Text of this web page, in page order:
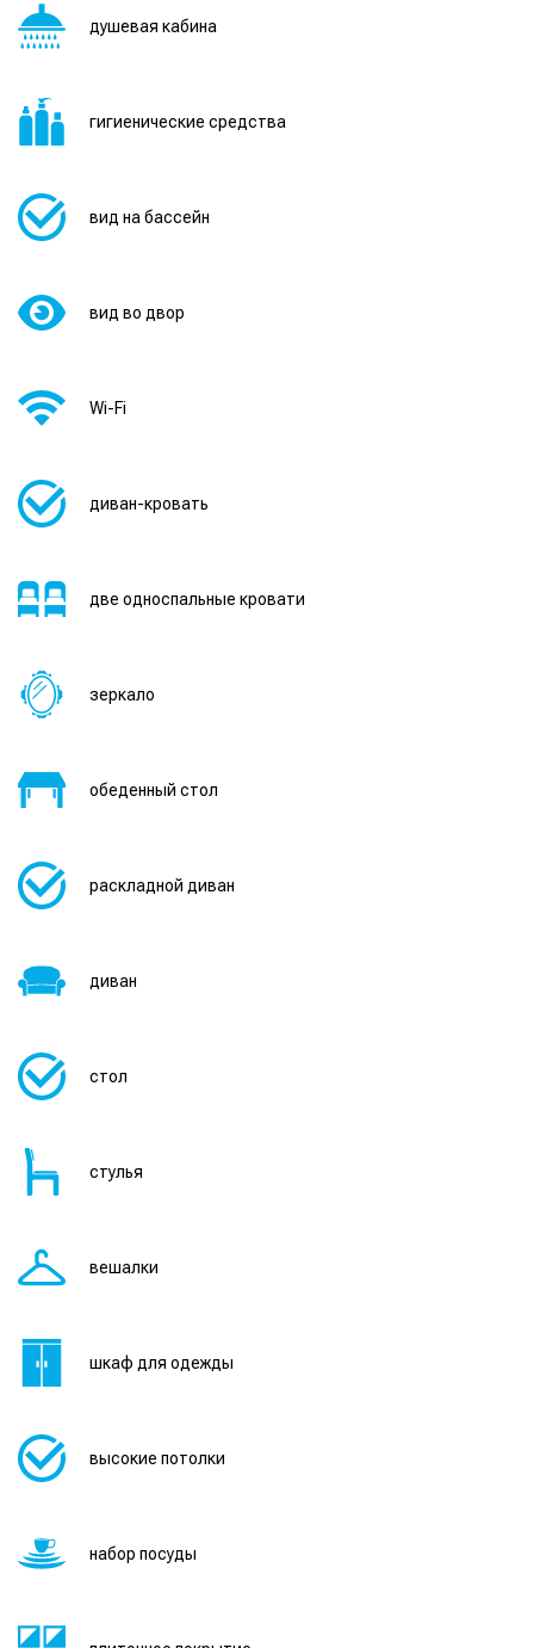
душевая кабина
гигиенические средства
вид на бассейн
вид во двор
Wi-Fi
диван-кровать
две односпальные кровати
зеркало
обеденный стол
раскладной диван
диван
стол
стулья
вешалки
шкаф для одежды
высокие потолки
набор посуды